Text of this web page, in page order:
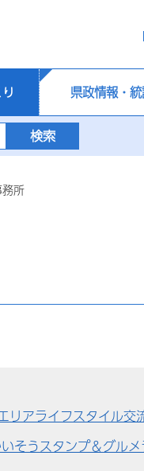
県政情報・
所
リアライフスタイル
そうスタンプ＆グル